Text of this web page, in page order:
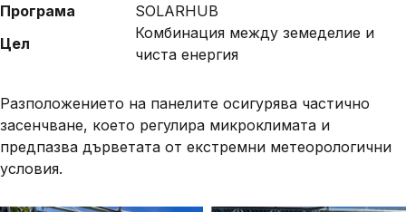
Програма
SOLARHUB
Цел
Комбинация между земеделие и
чиста енергия
Разположението на панелите осигурява частично
засенчване, което регулира микроклимата и
предпазва дърветата от екстремни метеорологични
условия.